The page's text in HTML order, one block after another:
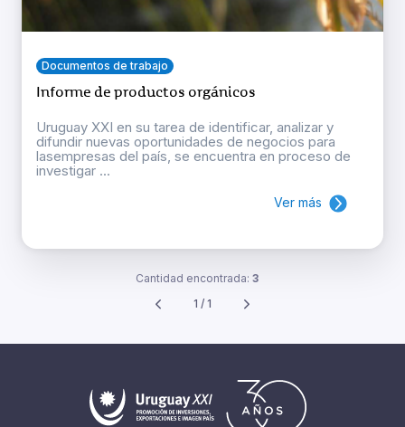
Documentos de trabajo
Informe de productos orgánicos
Uruguay XXI en su tarea de identificar, analizar y
difundir nuevas oportunidades de negocios para
lasempresas del país, se encuentra en proceso de
investigar ...
Ver más
Cantidad encontrada: 3
1 / 1